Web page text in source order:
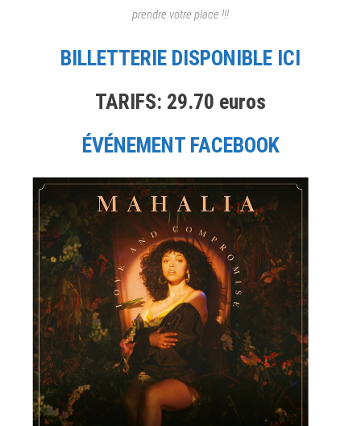
prendre votre place !!!
BILLETTERIE DISPONIBLE ICI
TARIFS: 29.70 euros
ÉVÉNEMENT FACEBOOK